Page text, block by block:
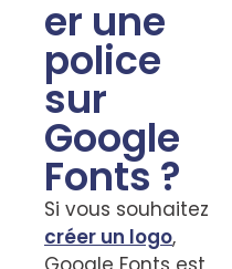
er une
police
sur
Google
Fonts ?
Si vous souhaitez
créer un logo,